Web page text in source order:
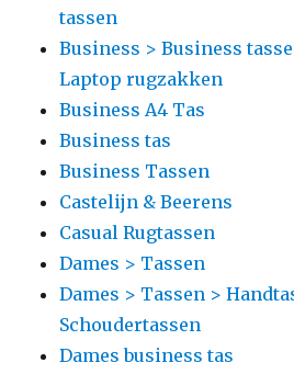
tassen
Business > Business
Laptop rugzakken
Business A4 Tas
Business tas
Business Tassen
Castelijn & Beerens
Casual Rugtassen
Dames > Tassen
Dames > Tassen >
Schoudertassen
Dames business tas